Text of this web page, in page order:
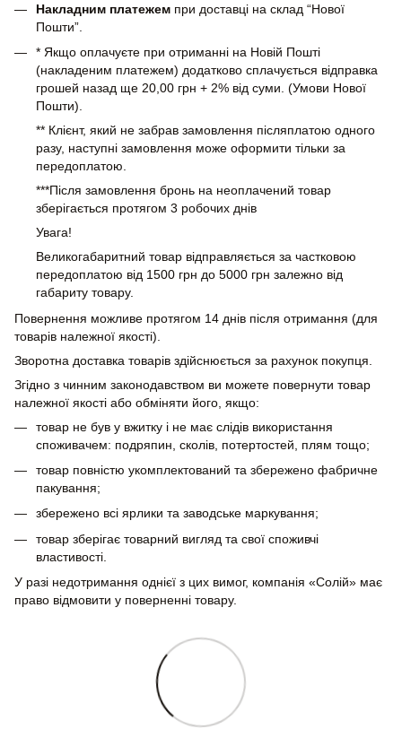
Накладним платежем при доставці на склад “Нової
Пошти”.
* Якщо оплачуєте при отриманні на Новій Пошті
(накладеним платежем) додатково сплачується відправка
грошей назад ще 20,00 грн + 2% від суми. (Умови Нової
Пошти).
** Клієнт, який не забрав замовлення післяплатою одного
разу, наступні замовлення може оформити тільки за
передоплатою.
***Після замовлення бронь на неоплачений товар
зберігається протягом 3 робочих днів
Увага!
Великогабаритний товар відправляється за частковою
передоплатою від 1500 грн до 5000 грн залежно від
габариту товару.
Повернення можливе протягом 14 днів після отримання (для
товарів належної якості).
Зворотна доставка товарів здійснюється за рахунок покупця.
Згідно з чинним законодавством ви можете повернути товар
належної якості або обміняти його, якщо:
товар не був у вжитку і не має слідів використання
споживачем: подряпин, сколів, потертостей, плям тощо;
товар повністю укомплектований та збережено фабричне
пакування;
збережено всі ярлики та заводське маркування;
товар зберігає товарний вигляд та свої споживчі
властивості.
У разі недотримання однієї з цих вимог, компанія «Солій» має
право відмовити у поверненні товару.